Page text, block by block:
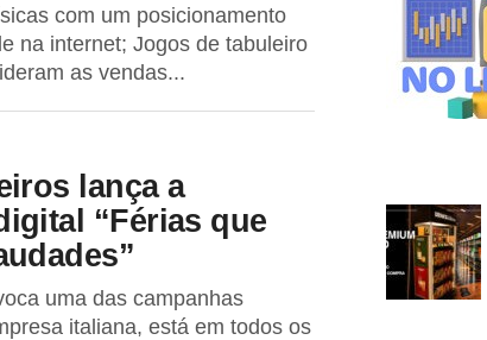
com um posicionamento
na internet; Jogos de tabuleiro
as vendas...
lança a
“Férias que
uma das campanhas
italiana, está em todos os